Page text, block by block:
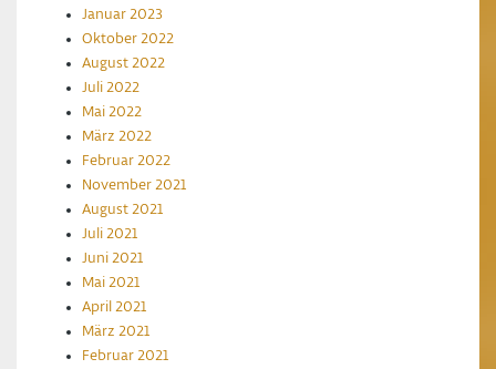
Januar 2023
Oktober 2022
August 2022
Juli 2022
Mai 2022
März 2022
Februar 2022
November 2021
August 2021
Juli 2021
Juni 2021
Mai 2021
April 2021
März 2021
Februar 2021